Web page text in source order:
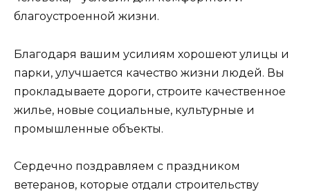
благоустроенной жизни.
Благодаря вашим усилиям хорошеют улицы и
парки, улучшается качество жизни людей. Вы
прокладываете дороги, строите качественное
жилье, новые социальные, культурные и
промышленные объекты.
Сердечно поздравляем с праздником
ветеранов, которые отдали строительству